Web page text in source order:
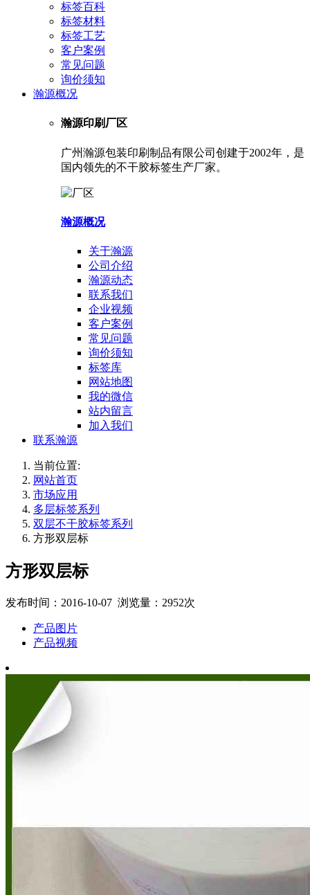
标签百科
标签材料
标签工艺
客户案例
常见问题
询价须知
瀚源概况
瀚源印刷厂区
广州瀚源包装印刷制品有限公司创建于2002年，是
国内领先的不干胶标签生产厂家。
瀚源概况
关于瀚源
公司介绍
瀚源动态
联系我们
企业视频
客户案例
常见问题
询价须知
标签库
网站地图
我的微信
站内留言
加入我们
联系瀚源
当前位置:
网站首页
市场应用
多层标签系列
双层不干胶标签系列
方形双层标
方形双层标
发布时间：2016-10-07 浏览量：2952次
产品图片
产品视频